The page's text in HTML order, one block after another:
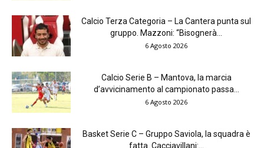
Calcio Terza Categoria – La Cantera punta sul
gruppo. Mazzoni: “Bisognerà...
6 Agosto 2026
Calcio Serie B – Mantova, la marcia
d’avvicinamento al campionato passa...
6 Agosto 2026
Basket Serie C – Gruppo Saviola, la squadra è
fatta. Cacciavillani:...